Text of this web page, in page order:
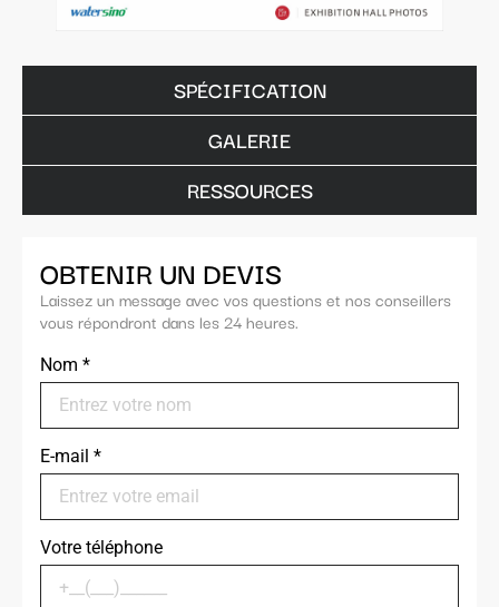
SPÉCIFICATION
GALERIE
RESSOURCES
OBTENIR UN DEVIS
Laissez un message avec vos questions et nos conseillers
vous répondront dans les 24 heures.
Nom *
E-mail *
Votre téléphone